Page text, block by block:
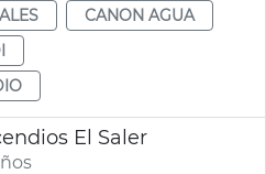
CANON AGUA
El Saler